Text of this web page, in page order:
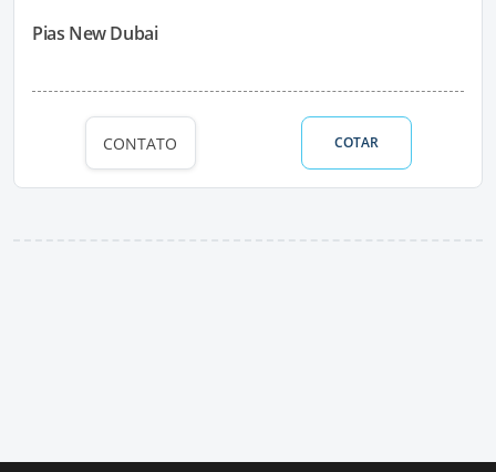
Pias New Dubai
CONTATO COTAR